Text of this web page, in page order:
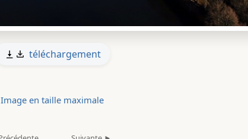
téléchargement
Image en taille maximale